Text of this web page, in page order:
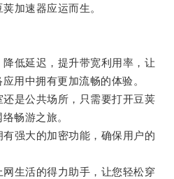
加速器应运而生。
低延迟，提升带宽利用率，让
用中拥有更加流畅的体验。
是公共场所，只需要打开豆荚
畅游之旅。
强大的加密功能，确保用户的
生活的得力助手，让您轻松穿